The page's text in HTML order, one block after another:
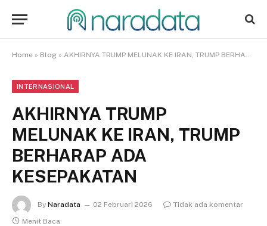
Home » Blog » AKHIRNYA TRUMP MELUNAK KE IRAN, TRUMP BERHARAP ADA KESEPAKATAN
INTERNASIONAL
AKHIRNYA TRUMP
MELUNAK KE IRAN, TRUMP
BERHARAP ADA
KESEPAKATAN
By Naradata 02 Februari 2026
Tidak ada komentar
Menit Baca